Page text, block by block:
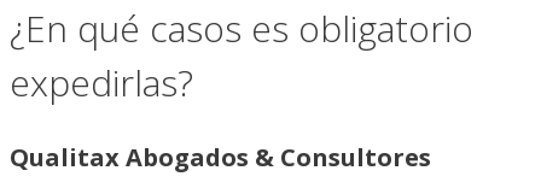
¿En qué casos es obligatorio
expedirlas?
Qualitax Abogados & Consultores